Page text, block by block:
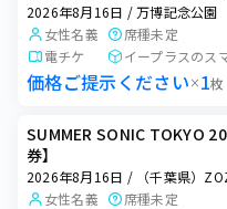
2026年8月16日 / 万博記念公園
女性名義
席種未定
電チケ
イープラスのス
価格ご提示ください × 1枚
SUMMER SONIC TOKYO
券】
2026年8月16日 / （千葉県）
女性名義
席種未定